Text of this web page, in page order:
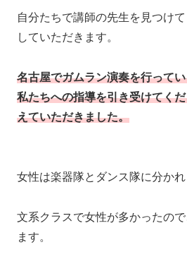
自分たちで講師の先生を見つけ
していただきます。
名古屋でガムラン演奏を行って
私たちへの指導を引き受けてく
えていただきました。
女性は楽器隊とダンス隊に分かれ
文系クラスで女性が多かったの
ます。